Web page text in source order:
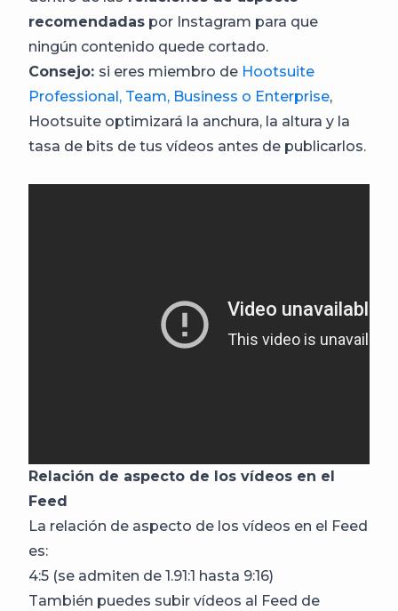
recomendadas por Instagram para que
ningún contenido quede cortado.
Consejo: si eres miembro de Hootsuite
Professional, Team, Business o Enterprise,
Hootsuite optimizará la anchura, la altura y la
tasa de bits de tus vídeos antes de publicarlos.
Relación de aspecto de los vídeos en el
Feed
La relación de aspecto de los vídeos en el Feed
es:
4:5 (se admiten de 1.91:1 hasta 9:16)
También puedes subir vídeos al Feed de